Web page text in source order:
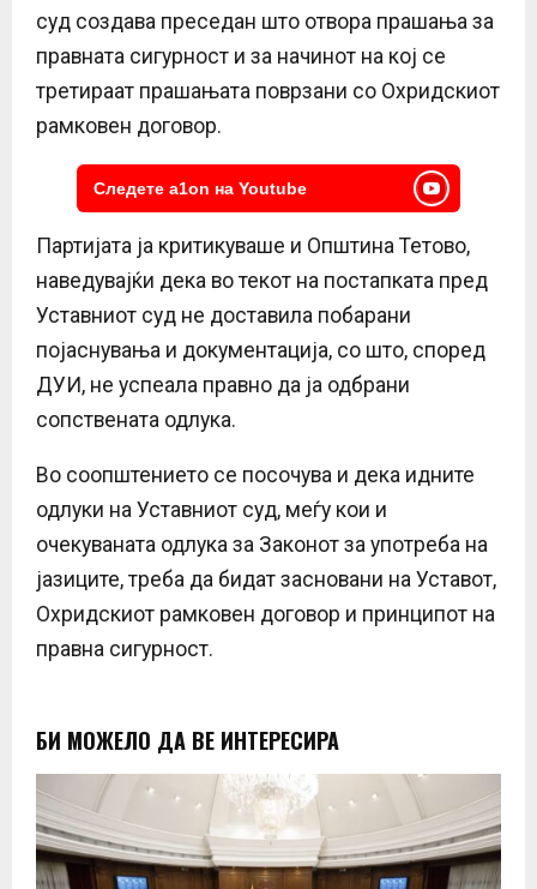
суд создава преседан што отвора прашања за
правната сигурност и за начинот на кој се
третираат прашањата поврзани со Охридскиот
рамковен договор.
Следете a1on на Youtube
Партијата ја критикуваше и Општина Тетово,
наведувајќи дека во текот на постапката пред
Уставниот суд не доставила побарани
појаснувања и документација, со што, според
ДУИ, не успеала правно да ја одбрани
сопствената одлука.
Во соопштението се посочува и дека идните
одлуки на Уставниот суд, меѓу кои и
очекуваната одлука за Законот за употреба на
јазиците, треба да бидат засновани на Уставот,
Охридскиот рамковен договор и принципот на
правна сигурност.
БИ МОЖЕЛО ДА ВЕ ИНТЕРЕСИРА